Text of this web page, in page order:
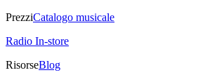
PrezziCatalogo musicale
Radio In-store
RisorseBlog